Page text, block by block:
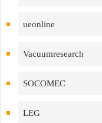
ueonline
Vacuumresearch
SOCOMEC
LEG